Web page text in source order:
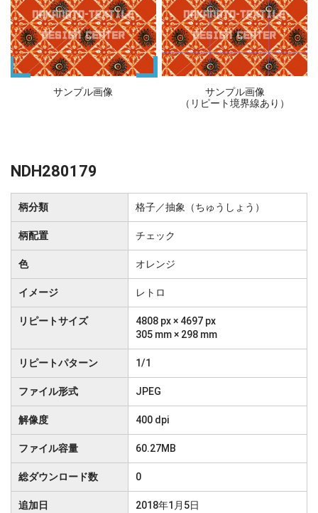
サンプル画像
サンプル画像
（リピート境界線あり）
NDH280179
柄分類 格子／抽象（ちゅうしょう）
柄配置 チェック
色 オレンジ
イメージ レトロ
リピートサイズ
4808 px × 4697 px
305 mm × 298 mm
リピートパターン 1/1
ファイル形式 JPEG
解像度 400 dpi
ファイル容量 60.27MB
総ダウンロード数 0
追加日 2018年1月5日